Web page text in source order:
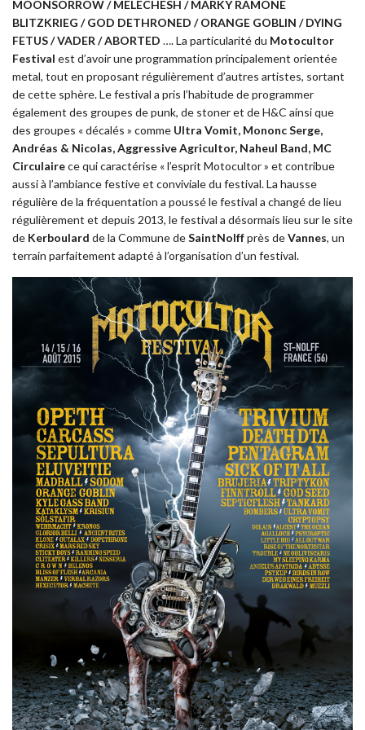
MOONSORROW / MELECHESH / MARKY RAMONE
BLITZKRIEG / GOD DETHRONED / ORANGE GOBLIN / DYING
FETUS / VADER / ABORTED …. La particularité du Motocultor
Festival est d’avoir une programmation principalement orientée
metal, tout en proposant régulièrement d’autres artistes, sortant
de cette sphère. Le festival a pris l’habitude de programmer
également des groupes de punk, de stoner et de H&C ainsi que
des groupes « décalés » comme Ultra Vomit, Mononc Serge,
Andréas & Nicolas, Aggressive Agricultor, Naheul Band, MC
Circulairece qui caractérise « l’esprit Motocultor » et contribue
aussi à l’ambiance festive et conviviale du festival. La hausse
régulière de la fréquentation a poussé le festival a changé de lieu
régulièrement et depuis 2013, le festival a désormais lieu sur le site
de Kerboulard de la Commune deSaintNolffprès deVannes, un
terrain parfaitement adapté à l’organisation d’un festival.